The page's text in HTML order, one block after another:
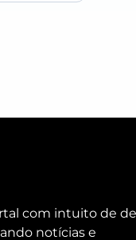
com intuito de
notícias e